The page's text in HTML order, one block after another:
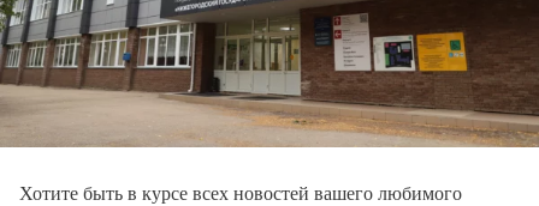
Хотите быть в курсе всех новостей вашего любимого